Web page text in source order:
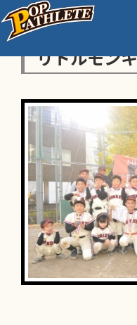
リトルモン